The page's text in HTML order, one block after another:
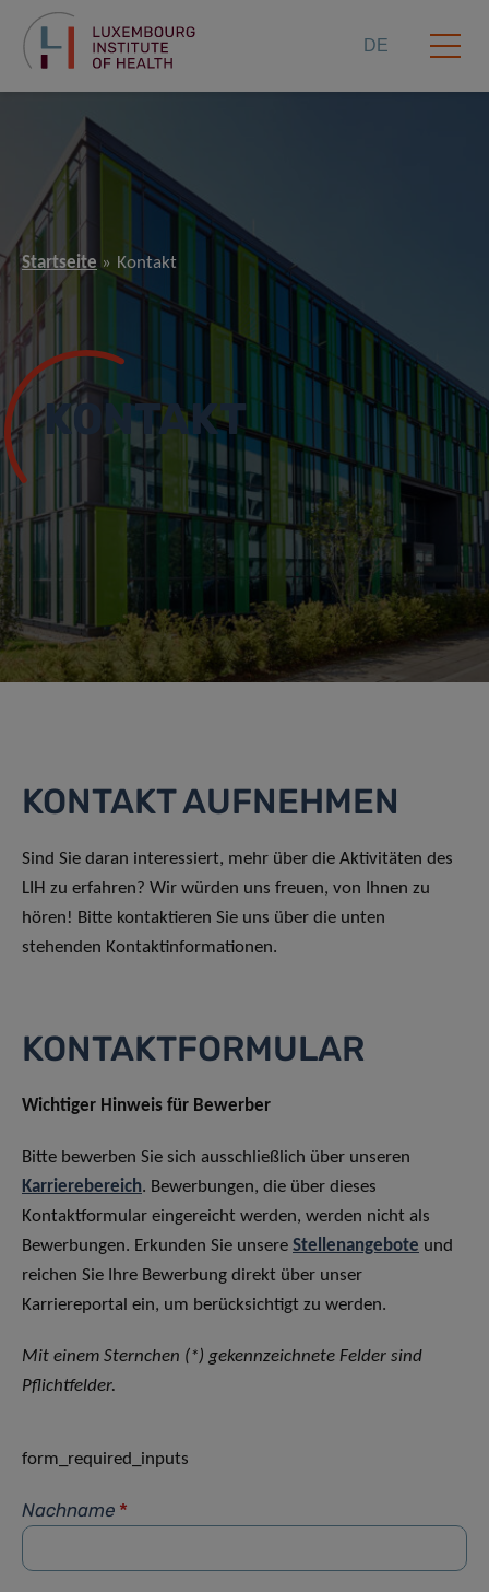
DE
Startseite Kontakt
KONTAKT
KONTAKT AUFNEHMEN
Sind Sie daran interessiert, mehr über die Aktivitäten des
LIH zu erfahren? Wir würden uns freuen, von Ihnen zu
hören! Bitte kontaktieren Sie uns über die unten
stehenden Kontaktinformationen.
KONTAKTFORMULAR
Wichtiger Hinweis für Bewerber
Bitte bewerben Sie sich ausschließlich über unseren
Karrierebereich. Bewerbungen, die über dieses
Kontaktformular eingereicht werden, werden nicht als
Bewerbungen. Erkunden Sie unsere Stellenangebote und
reichen Sie Ihre Bewerbung direkt über unser
Karriereportal ein, um berücksichtigt zu werden.
Mit einem Sternchen (*) gekennzeichnete Felder sind
Pflichtfelder.
form_required_inputs
Nachname *